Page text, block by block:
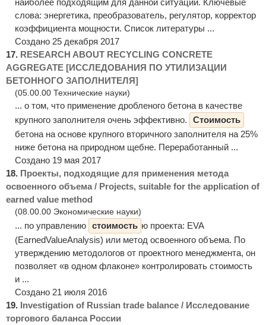
слова: энергетика, преобразователь, регулятор, корректор
коэффициента мощности. Список литературы ...
Создано 25 декабря 2017
17. RESEARCH ABOUT RECYCLING CONCRETE
AGGREGATE [ИССЛЕДОВАНИЯ ПО УТИЛИЗАЦИИ
БЕТОННОГО ЗАПОЛНИТЕЛЯ]
(05.00.00 Технические науки)
... о том, что применение дробленого бетона в качестве
крупного заполнителя очень эффективно.
Стоимость
бетона на основе крупного вторичного заполнителя на 25%
ниже бетона на природном щебне. Переработанный ...
Создано 19 мая 2017
18. Проекты, подходящие для применения метода
освоенного объема / Projects, suitable for the application of
earned value method
(08.00.00 Экономические науки)
... по управлению стоимость ю проекта: EVA
(EarnedValueAnalysis) или метод освоенного объема. По
утверждению методологов от проектного менеджмента, он
позволяет «в одном флаконе» контролировать стоимость
и ...
Создано 21 июля 2016
19. Investigation of Russian trade balance / Исследование
торгового баланса России